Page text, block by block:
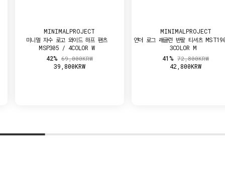
MINIMALPROJECT
언더 로그 래글런 반팔 티셔츠 MST190 /
3COLOR W
41%72,800KRW
42,800KRW
MINIMALPROJECT
워시드 드로잉 피그먼트 크롭 반팔
MST188C / 5COLOR M
40%54,800KRW
32,800KRW